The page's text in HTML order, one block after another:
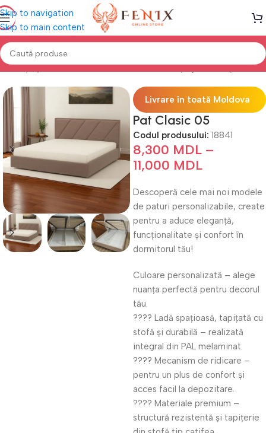
Skip to navigation
Skip to main content
Prima pagină Mobilă DORMITOR Paturi cu Spațiu de Depozitare
Livrare în toată Moldova
Pat Clasic 05
Codul produsului: 18841
8,300 MDL –
11,000 MDL
Descoperă cele mai noi modele
de paturi personalizabile, create
pentru a aduce eleganță,
funcționalitate și confort în
dormitorul tău!
Culoare personalizată – alege
nuanța perfectă pentru decorul
tău.
???? Ladă spațioasă, tapițată cu
stofă și durabilă – realizată
integral din PAL melaminat.
???? Mecanism de ridicare –
pentru un plus de confort și
acces facil la depozitare.
???? Materiale premium –
structură rezistentă și tapițerie